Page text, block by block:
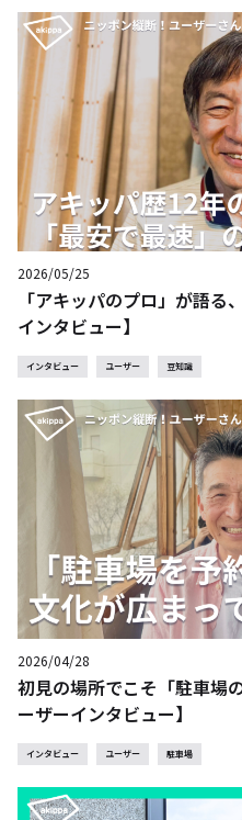
2026/05/25
「アキッパのプロ」が語る
インタビュー】
インタビュー ユーザー 豆知識
2026/04/28
初見の場所でこそ「駐車場
ーザーインタビュー】
インタビュー ユーザー 駐車場